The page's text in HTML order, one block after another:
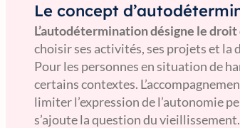
Le concept
L’autodétermination désigne le
choisir ses activités, ses projets et la
Pour les personnes en situation de
certains contextes.
limiter l’expression de l’autonomie
s’ajoute la question du vieillissement.